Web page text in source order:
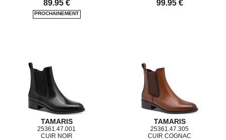
89.95 € 99.95 €
TAMARIS
25361.47.001
CUIR NOIR
TAMARIS
25361.47.305
CUIR COGNAC